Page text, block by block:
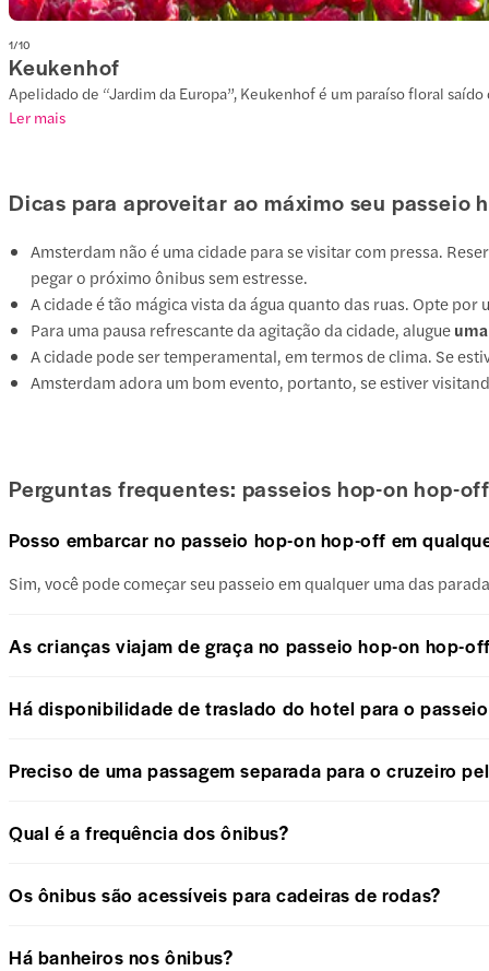
1/10
Keukenhof
Apelidado de “Jardim da Europa”, Keukenhof é um paraíso floral
Ler mais
Dicas para aproveitar ao máximo seu passeio
Amsterdam não é uma cidade para se visitar com pressa.
pegar o próximo ônibus sem estresse.
A cidade é tão mágica vista da água quanto das ruas. Opte por
Para uma pausa refrescante da agitação da cidade, alugue
A cidade pode ser temperamental, em termos de clima. Se
Amsterdam adora um bom evento, portanto, se estiver
Perguntas frequentes: passeios hop-on hop-
Posso embarcar no passeio hop-on hop-off em
Sim, você pode começar seu passeio em qualquer uma das
As crianças viajam de graça no passeio hop-on hop-
Há disponibilidade de traslado do hotel para o
Preciso de uma passagem separada para o cruzeiro
Qual é a frequência dos ônibus?
Os ônibus são acessíveis para cadeiras de rodas?
Há banheiros nos ônibus?